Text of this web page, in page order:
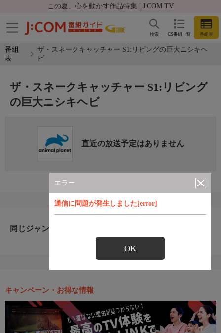
この夏、心を動かす作品特集 | J:COM TV
CS番組一覧 番組表
検索
番組
表
ザ・スネークキャッチャー S1:リビングの巨大ニシキヘ
ビ
エラー
通信に問題が発生しました[error]
OK
ザ・スネークキャッチャー S1:リビング
の巨大ニシキヘビ
直近の放送予定はありません
同じジャンルのおすすめ番組
キャンペーン・お得な情報